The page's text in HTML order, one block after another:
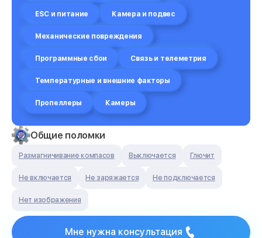
ESC и питание Камера и подвес
Механические повреждения
Программные сбои Связь и телеметрия
Температурные и внешние факторы
Пропеллеры Камеры
Общие поломки
Размагничивание компасов Выключается Глючит
Не включается Не заряжается Не подключается
Нет изображения
Мне нужна консультация